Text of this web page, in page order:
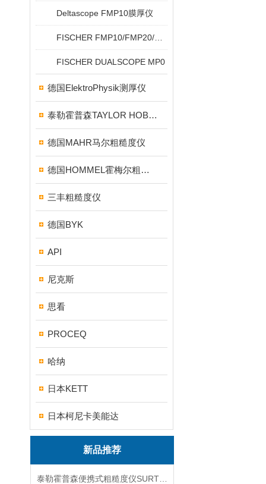
Deltascope FMP10膜厚仪
FISCHER DUALSCOPE MP0
德国ElektroPhysik测厚仪
泰勒霍普森TAYLOR HOBSON粗糙度仪
德国MAHR马尔粗糙度仪
德国HOMMEL霍梅尔粗糙度仪
三丰粗糙度仪
德国BYK
API
尼克斯
思看
PROCEQ
哈纳
日本KETT
日本柯尼卡美能达
新品推荐